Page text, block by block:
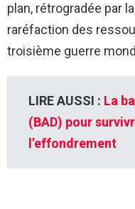
plan, rétrogradée par
raréfaction des
troisième guerre
LIRE AUSSI : La
(BAD) pour
l’effondrement